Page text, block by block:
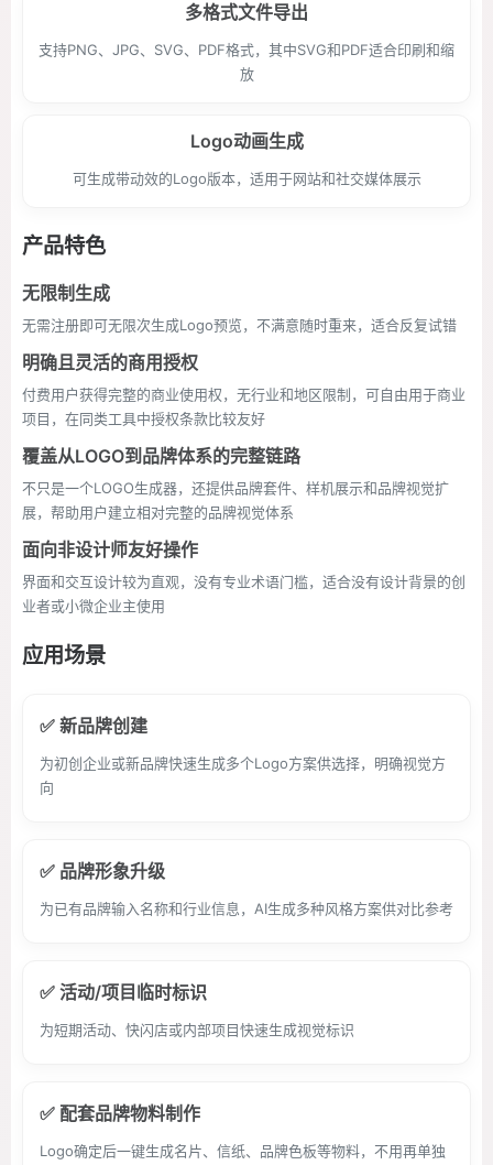
多格式文件导出
支持PNG、JPG、SVG、PDF格式，其中SVG和PDF适合印刷和缩
放
Logo动画生成
可生成带动效的Logo版本，适用于网站和社交媒体展示
产品特色
无限制生成
无需注册即可无限次生成Logo预览，不满意随时重来，适合反复试错
明确且灵活的商用授权
付费用户获得完整的商业使用权，无行业和地区限制，可自由用于商业
项目，在同类工具中授权条款比较友好
覆盖从LOGO到品牌体系的完整链路
不只是一个LOGO生成器，还提供品牌套件、样机展示和品牌视觉扩
展，帮助用户建立相对完整的品牌视觉体系
面向非设计师友好操作
界面和交互设计较为直观，没有专业术语门槛，适合没有设计背景的创
业者或小微企业主使用
应用场景
✅ 新品牌创建
为初创企业或新品牌快速生成多个Logo方案供选择，明确视觉方
向
✅ 品牌形象升级
为已有品牌输入名称和行业信息，AI生成多种风格方案供对比参考
✅ 活动/项目临时标识
为短期活动、快闪店或内部项目快速生成视觉标识
✅ 配套品牌物料制作
Logo确定后一键生成名片、信纸、品牌色板等物料，不用再单独